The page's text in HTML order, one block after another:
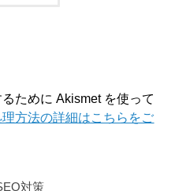
ために Akismet を使って
方法の詳細はこちらをご
SEO対策